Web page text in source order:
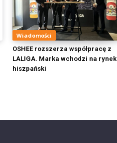
Wiadomości
OSHEE rozszerza współpracę z
LALIGA. Marka wchodzi na rynek
hiszpański